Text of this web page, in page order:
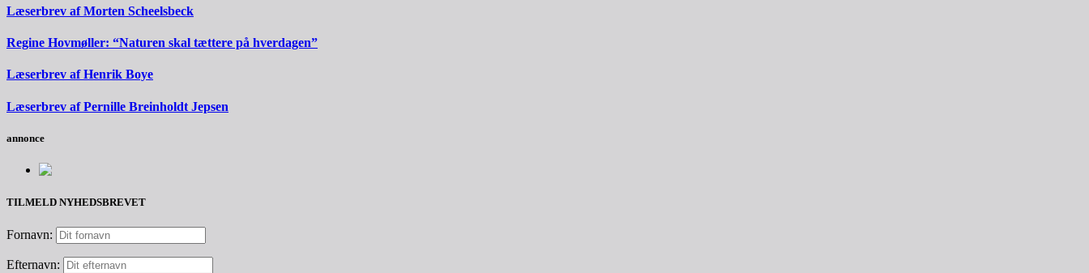
Læserbrev af Morten Scheelsbeck
Regine Hovmøller: “Naturen skal tættere på hverdagen”
Læserbrev af Henrik Boye
Læserbrev af Pernille Breinholdt Jepsen
annonce
TILMELD NYHEDSBREVET
Fornavn:
Efternavn: